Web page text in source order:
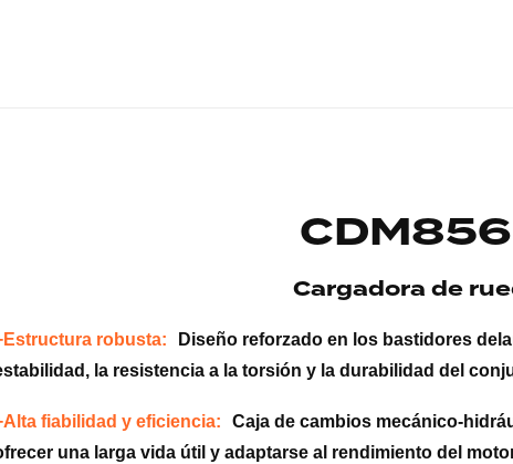
Cargadora de
robusta:
Diseño reforzado en los bastidores
la resistencia a la torsión y la durabilidad del
fiabilidad y eficiencia:
Caja de cambios mecánico-
una larga vida útil y adaptarse al rendimiento del